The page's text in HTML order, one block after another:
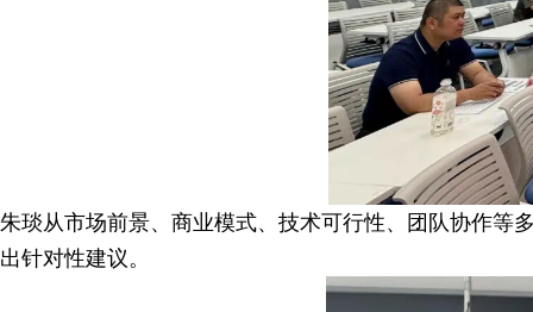
朱琰从市场前景、商业模式、技术可行性、团队协作等
出针对性建议。